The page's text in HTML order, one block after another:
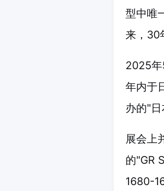
型中唯
来，30
2025年
年内于
办的"
展会上
的"GR
1680-